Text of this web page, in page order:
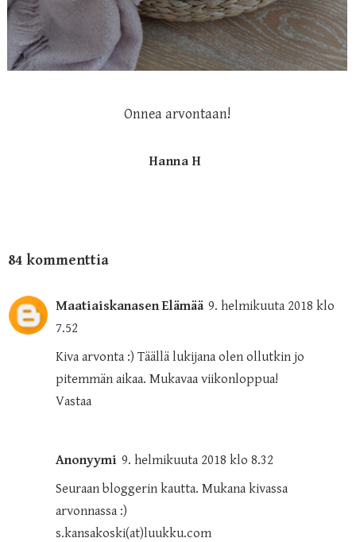
Onnea arvontaan!
Hanna H
84 kommenttia
Maatiaiskanasen Elämää 9. helmikuuta 2018 klo
7.52
Kiva arvonta :) Täällä lukijana olen ollutkin jo
pitemmän aikaa. Mukavaa viikonloppua!
Vastaa
Anonyymi 9. helmikuuta 2018 klo 8.32
Seuraan bloggerin kautta. Mukana kivassa
arvonnassa :)
s.kansakoski(at)luukku.com